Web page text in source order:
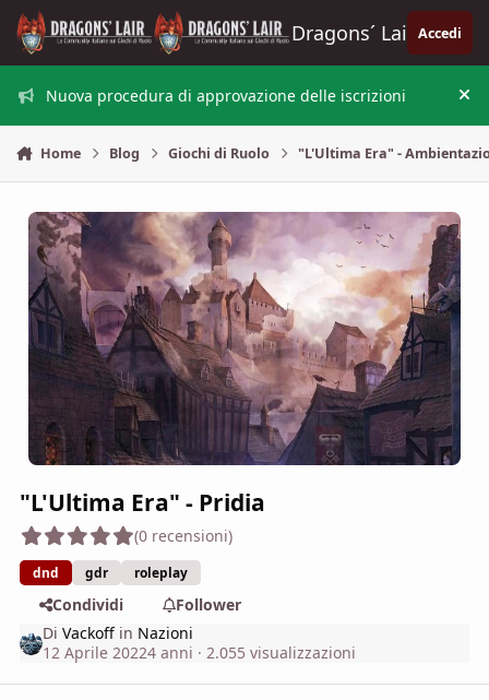
Vai al contenuto
Dragons´ Lair Accedi
Nuova procedura di approvazione delle iscrizioni
Home Blog Giochi di Ruolo "L'Ultima Era" -
"L'Ultima Era" - Pridia
(0 recensioni)
dnd gdr roleplay
Condividi
Follower
DiVackoff in Nazioni
12 Aprile 20224 anni · 2.055 visualizzazioni